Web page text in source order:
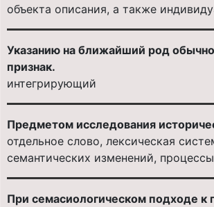
объекта описания, а также
Указанию на ближайший род обычно
признак.
интегрирующий
Предметом исследования
отдельное слово, лексическая
семантических изменений,
При семасиологическом подходе